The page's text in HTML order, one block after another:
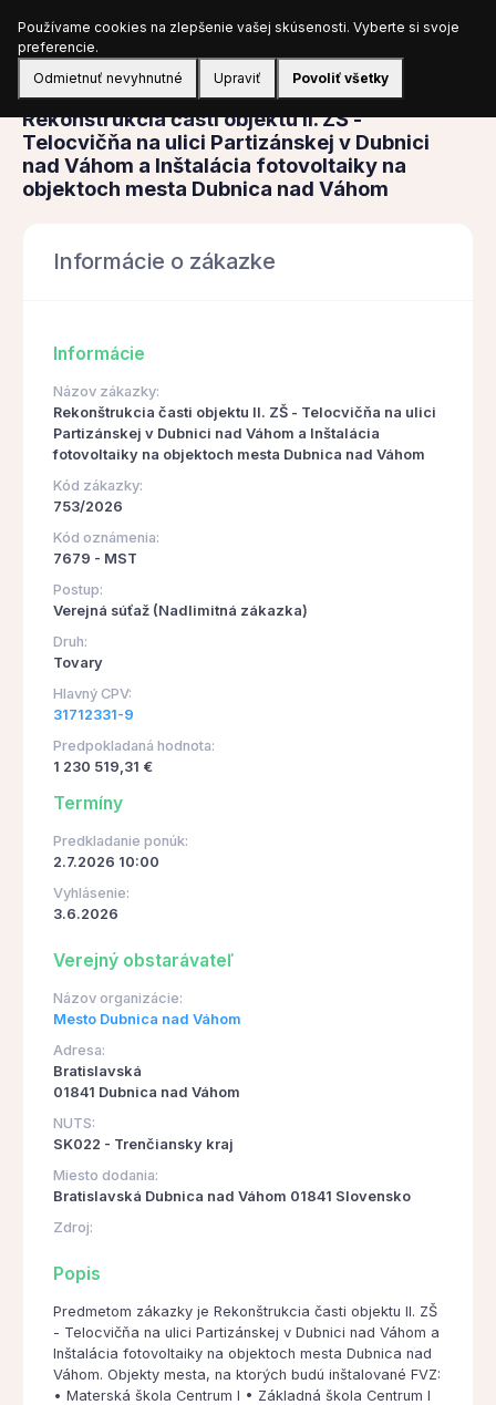
Prihlásiť sa
Obstarávanie
Rekonštrukcia časti objektu II. ZŠ -
Telocvičňa na ulici Partizánskej v Dubnici
nad Váhom a Inštalácia fotovoltaiky na
objektoch mesta Dubnica nad Váhom
Informácie o zákazke
Informácie
Názov zákazky:
Rekonštrukcia časti objektu II. ZŠ - Telocvičňa na ulici
Partizánskej v Dubnici nad Váhom a Inštalácia
fotovoltaiky na objektoch mesta Dubnica nad Váhom
Kód zákazky:
753/2026
Kód oznámenia:
7679 - MST
Postup:
Verejná súťaž (Nadlimitná zákazka)
Druh:
Tovary
Hlavný CPV:
31712331-9
Predpokladaná hodnota:
1 230 519,31 €
Termíny
Predkladanie ponúk:
2.7.2026 10:00
Vyhlásenie:
3.6.2026
Verejný obstarávateľ
Názov organizácie:
Mesto Dubnica nad Váhom
Adresa:
Bratislavská
01841 Dubnica nad Váhom
NUTS:
SK022 - Trenčiansky kraj
Miesto dodania:
Bratislavská Dubnica nad Váhom 01841 Slovensko
Zdroj:
Popis
Predmetom zákazky je Rekonštrukcia časti objektu II. ZŠ
- Telocvičňa na ulici Partizánskej v Dubnici nad Váhom a
Inštalácia fotovoltaiky na objektoch mesta Dubnica nad
Váhom. Objekty mesta, na ktorých budú inštalované FVZ:
• Materská škola Centrum I • Základná škola Centrum I
Používame cookies na zlepšenie vašej skúsenosti. Vyberte si svoje
preferencie.
Odmietnuť nevyhnutné
Upraviť Povoliť všetky